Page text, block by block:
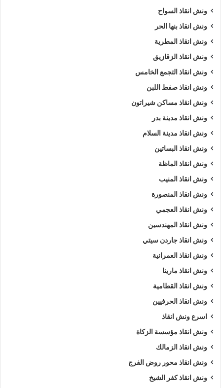
ونش انقاذ السواح
ونش انقاذ بنها الحر
ونش انقاذ المطرية
ونش انقاذ الزقازيق
ونش انقاذ التجمع الخامس
ونش انقاذ صفط اللبن
ونش انقاذ مساكن شيراتون
ونش انقاذ مدينة بدر
ونش انقاذ مدينة السلام
ونش انقاذ البساتين
ونش انقاذ الماظة
ونش انقاذ المنيب
ونش انقاذ المنصورة
ونش انقاذ العجمي
ونش انقاذ المهندسين
ونش انقاذ جاردن سيتي
ونش انقاذ العمرانية
ونش انقاذ مارينا
ونش انقاذ القطامية
ونش انقاذ الحرفيين
اسرع ونش انقاذ
ونش انقاذ مؤسسة الزكاة
ونش انقاذ الزمالك
ونش انقاذ محور روض الفرج
ونش انقاذ كفر الشيخ